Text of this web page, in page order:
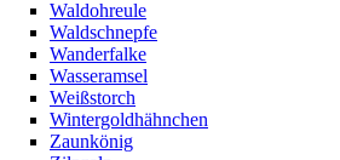
Waldohreule
Waldschnepfe
Wanderfalke
Wasseramsel
Weißstorch
Wintergoldhähnchen
Zaunkönig